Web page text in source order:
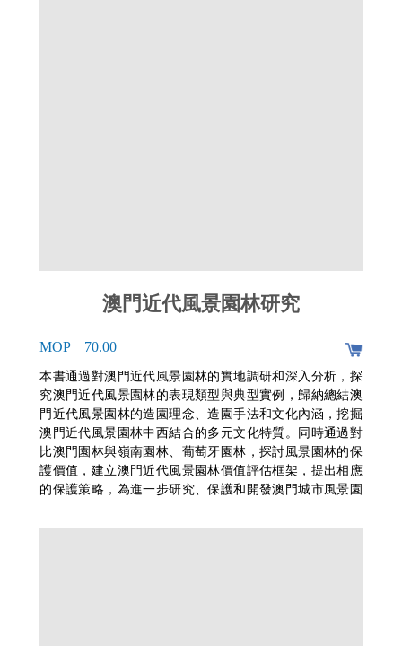
澳門近代風景園林研究
MOP 70.00
本書通過對澳門近代風景園林的實地調研和深入分析，探
究澳門近代風景園林的表現類型與典型實例，歸納總結澳
門近代風景園林的造園理念、造園手法和文化內涵，挖掘
澳門近代風景園林中西結合的多元文化特質。同時通過對
比澳門園林與嶺南園林、葡萄牙園林，探討風景園林的保
護價值，建立澳門近代風景園林價值評估框架，提出相應
的保護策略，為進一步研究、保護和開發澳門城市風景園